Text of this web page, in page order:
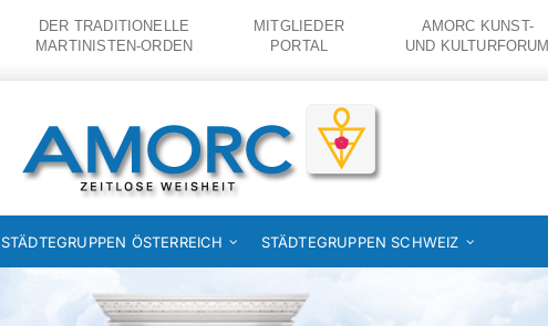
DER TRADITIONELLE
MARTINISTEN-ORDEN
MITGLIEDER
PORTAL
AMORC KUNST-
UND KULTURFORUM
STÄDTEGRUPPEN ÖSTERREICH STÄDTEGRUPPEN SCHWEIZ